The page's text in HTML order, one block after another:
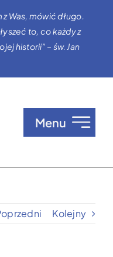
Was, mówić długo.
to, co każdy z
historii” – św. Jan
Menu
Kolejny